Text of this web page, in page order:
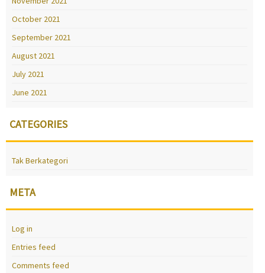
October 2021
September 2021
August 2021
July 2021
June 2021
CATEGORIES
Tak Berkategori
META
Log in
Entries feed
Comments feed